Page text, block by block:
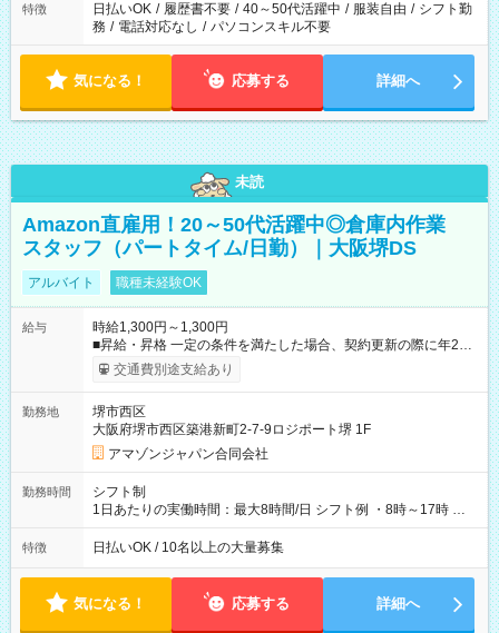
特徴 日払いOK / 履歴書不要 / 40～50代活躍中 / 服装自由 / シフト勤
務 / 電話対応なし / パソコンスキル不要
気になる！ 応募する 詳細へ
未読
Amazon直雇用！20～50代活躍中◎倉庫内作業
スタッフ（パートタイム/日勤）｜大阪堺DS
アルバイト 職種未経験OK
給与
時給1,300円～1,300円
■昇給・昇格 一定の条件を満たした場合、契約更新の際に年2回
まで昇給の機会があります。 ■正社員登用制度あり ※月末締/翌
月25日支払い ※時間外手当、別途支給 ※深夜割増賃金 (22:00～
☆Amazon直雇用で安定して働けます！ 【試用期間】試用期間
あり 試用期間の長さ：1週間 雇用形態、給与は本採用時と同じ
です。
交通費別途支給あり
勤務地
堺市西区
大阪府堺市西区築港新町2-7-9ロジポート堺 1F
アマゾンジャパン合同会社
勤務時間
シフト制
1日あたりの実働時間：最大8時間/日 シフト例 ・8時～17時 ・
12時～21時
特徴 日払いOK / 10名以上の大量募集
気になる！ 応募する 詳細へ